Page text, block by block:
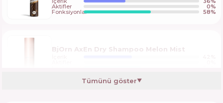
Aktifler 0%
Fonksiyonlar 58%
BjOrn AxEn Dry Shampoo Melon Mist
Tümünü göster▼